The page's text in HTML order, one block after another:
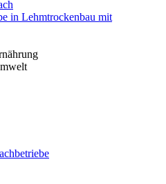
in Lehmtrockenbau mit